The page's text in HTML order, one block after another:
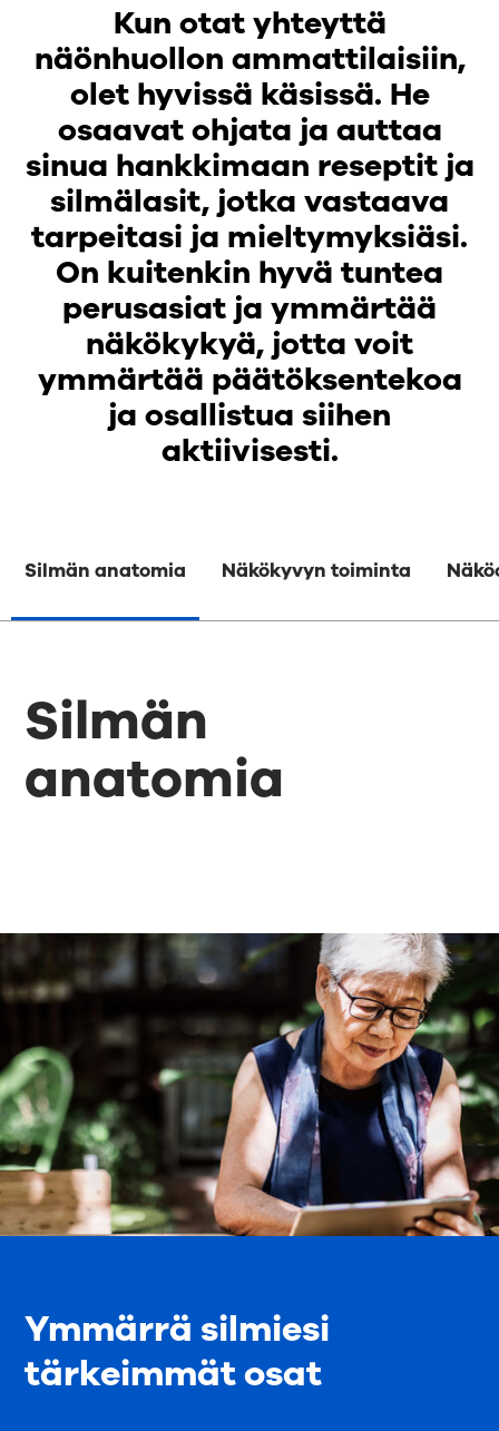
Kun otat yhteyttä
näönhuollon ammattilaisiin,
olet hyvissä käsissä. He
osaavat ohjata ja auttaa
sinua hankkimaan reseptit ja
silmälasit, jotka vastaava
tarpeitasi ja mieltymyksiäsi.
On kuitenkin hyvä tuntea
perusasiat ja ymmärtää
näkökykyä, jotta voit
ymmärtää päätöksentekoa
ja osallistua siihen
aktiivisesti.
Silmän anatomia Näkökyvyn toiminta
Silmän
anatomia
Ymmärrä silmiesi
tärkeimmät osat